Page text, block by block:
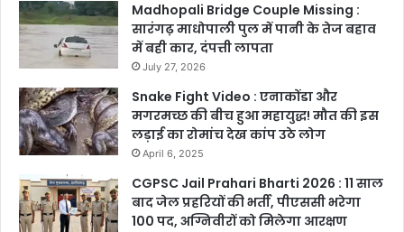
Madhopali Bridge Couple Missing :
सारंगढ़ माधोपाली पुल में पानी के तेज बहाव
में बही कार, दंपत्ती लापता
July 27, 2026
Snake Fight Video : एनाकोंडा और
मगरमच्छ की बीच हुआ महायुद्ध! मौत की इस
लड़ाई का रोमांच देख कांप उठे लोग
April 6, 2025
CGPSC Jail Prahari Bharti 2026 : 11 साल
बाद जेल प्रहरियों की भर्ती, पीएससी भरेगा
100 पद, अग्निवीरों को मिलेगा आरक्षण